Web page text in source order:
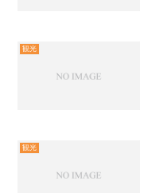
観光
観光